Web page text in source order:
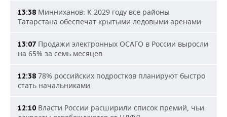
13:38 Минниханов: К 2029 году все районы
Татарстана обеспечат крытыми ледовыми аренами
13:07 Продажи электронных ОСАГО в России выросли
на 65% за семь месяцев
12:38 78% российских подростков планируют быстро
стать начальниками
12:10 Власти России расширили список премий, чьи